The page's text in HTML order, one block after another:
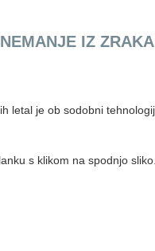
IZ ZRAKA
letal je ob sodobni
s klikom na spodnjo